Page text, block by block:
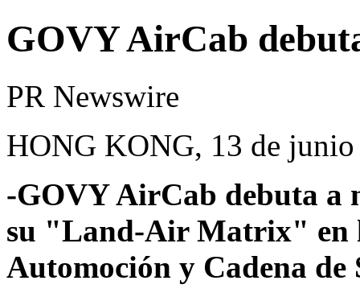
GOVY AirCab
PR Newswire
HONG KONG, 13 de junio
-GOVY AirCab debuta a
su "Land-Air Matrix" en
Automoción y Cadena de